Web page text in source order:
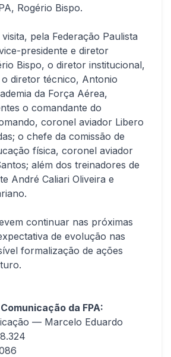
Rogério Bispo.
pela Federação Paulista
presidente e diretor
Bispo, o diretor institucional,
o diretor técnico, Antonio
da Força Aérea,
o comandante do
coronel aviador Libero
o chefe da comissão de
física, coronel aviador
além dos treinadores de
André Caliari Oliveira e
continuar nas próximas
de evolução nas
formalização de ações
da FPA:
— Marcelo Eduardo